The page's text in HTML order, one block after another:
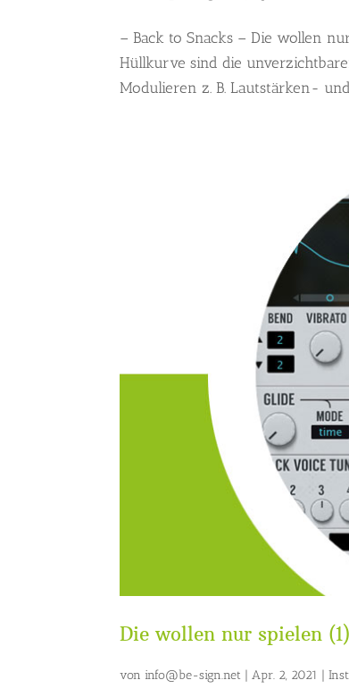
– Back to Snacks – Die wollen
Hüllkurve sind die
Modulieren z. B. Lautstärken-
Die wollen nur spielen
von info@be-sign.net |Apr. 2, 2021 |